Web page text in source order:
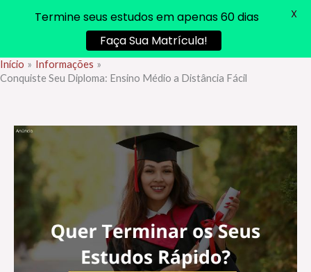
Ir
para
Início
Informações
Conquiste Seu Diploma: Ensino Médio a Distância Fácil
Termine seus estudos em apenas 60 dias
Faça Sua Matrícula!
X